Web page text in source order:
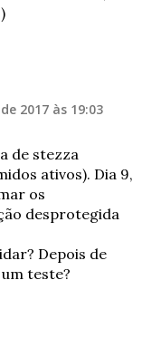
2017 às 19:03
de stezza
ativos). Dia 9,
os
desprotegida
Depois de
teste?